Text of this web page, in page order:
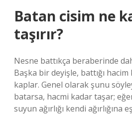
Batan cisim ne
taşırır?
Nesne battıkça beraberinde
Başka bir deyişle, battığı hacim
kaplar. Genel olarak şunu
batarsa, hacmi kadar taşar;
suyun ağırlığı kendi